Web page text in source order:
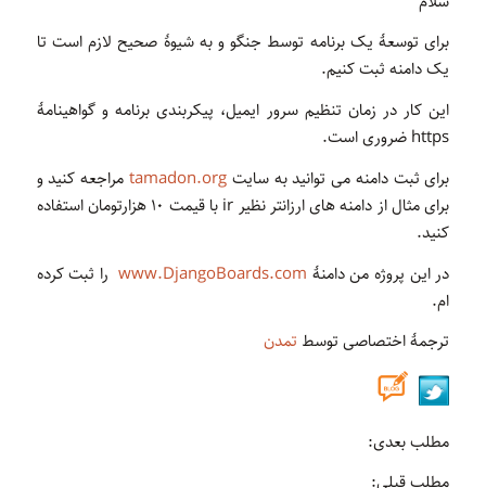
برای توسعۀ یک برنامه توسط جنگو و به شیوۀ صحیح لازم است تا
یک دامنه ثبت کنیم.
این کار در زمان تنظیم سرور ایمیل، پیکربندی برنامه و گواهینامۀ
https ضروری است.
برای ثبت دامنه می توانید به سایتtamadon.org مراجعه کنید و
برای مثال از دامنه های ارزانتر نظیر ir با قیمت ۱۰ هزارتومان استفاده
کنید.
در این پروژه من دامنۀ www.DjangoBoards.comرا ثبت کرده
ام.
ترجمۀ اختصاصی توسط تمدن
مطلب بعدی:
مطلب قبلی: